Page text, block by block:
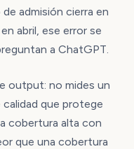
admisión cierra en
abril, ese error se
a ChatGPT.
output: no mides un
que protege
cobertura alta con
que una cobertura